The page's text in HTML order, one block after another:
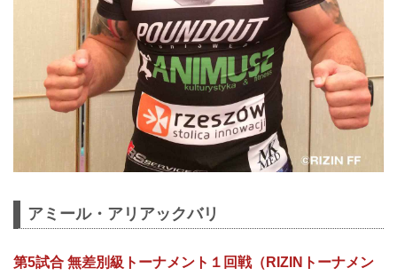
アミール・アリアックバリ
第5試合 無差別級トーナメント１回戦（RIZINトーナメン